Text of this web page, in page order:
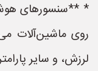
* **سنسورهای
روی ماشین‌آلات
لرزش، و سایر